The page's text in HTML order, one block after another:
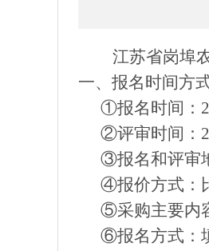
江苏省岗埠
一、报名时间方
①报名时间：
②评审时间：
③报名和评审
④报价方式：
⑤采购主要内
⑥报名方式：